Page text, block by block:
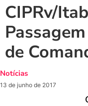
CIPRv/
de
Notícias
13 de junho de 2017